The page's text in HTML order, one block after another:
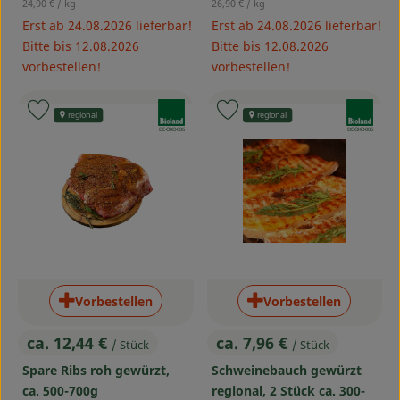
24,90 € / kg
Erst ab 24.08.2026 lieferbar!
Bitte bis 12.08.2026
vorbestellen!
26,90 € / kg
Erst ab 24.08.2026 lieferbar!
Bitte bis 12.08.2026
vorbestellen!
, Preis:
ca. 12,44 € / Stück
Spare Ribs roh gewürzt,
ca. 500-700g
Vorbestellen
, Kontrollstelle:
DE-ÖKO-006
regional
Produkt zu Favouriten hinzufügen
, Preis:
ca. 7,96 € / Stück
Schweinebauch gewürzt
regional, 2 Stück ca. 300-
Vorbestellen
, Kontrollstelle:
DE-ÖKO-006
regional
Produkt zu Favouriten